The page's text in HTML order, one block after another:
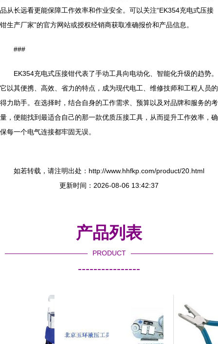
品从长远看更能保障工作效率和作业安全。可以关注“EK354充电式压接
钳生产厂家”的官方网站或授权经销商获取准确报价和产品信息。
###
EK354充电式压接钳代表了手动工具向电动化、智能化升级的趋势。
它以其便携、高效、省力的特点，成为现代电工、维修技师和工程人员的
得力助手。在选择时，结合自身的工作需求、预算以及对品牌和服务的考
量，便能找到最适合自己的那一款优质压接工具，从而提升工作效率，确
保每一个电气连接都牢固无误。
如若转载，请注明出处：http://www.hhfkp.com/product/20.html
更新时间：2026-08-06 13:42:37
产品列表
PRODUCT
----------------